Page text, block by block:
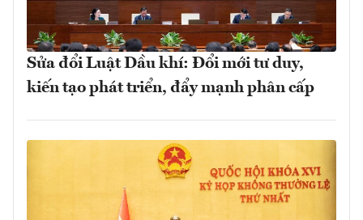
Sửa đổi Luật Dầu khí: Đổi mới tư duy,
kiến tạo phát triển, đẩy mạnh phân cấp